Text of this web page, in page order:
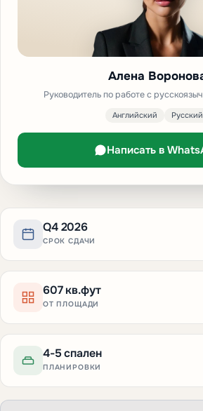
Q4 2026
СРОК СДАЧИ
607 кв.фут
ОТ ПЛОЩАДИ
4-5 спален
ПЛАНИРОВКИ
Алена
Руководитель по работе с
Английский Русский
Написать в